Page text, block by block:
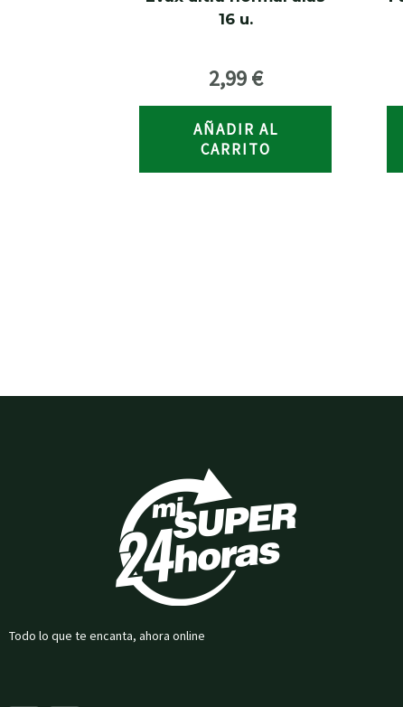
16 u.
2,99€
AÑADIR AL
CARRITO
Todo lo que te encanta, ahora online